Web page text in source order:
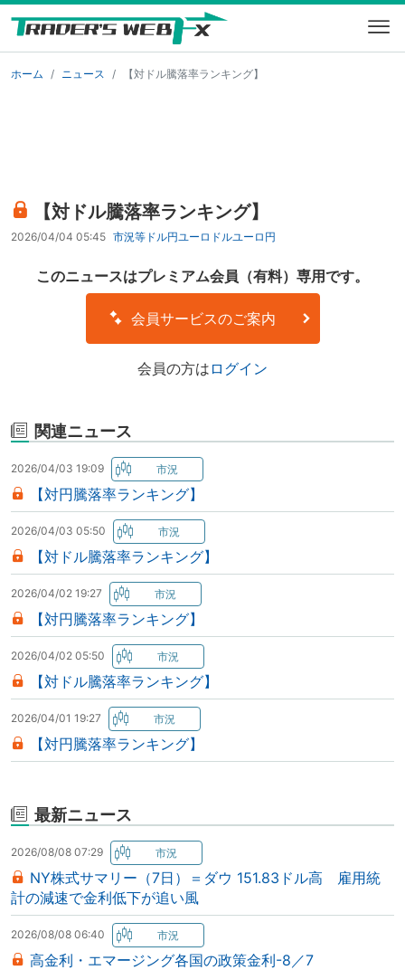
ホーム ニュース 【対ドル騰落率ランキング】
【対ドル騰落率ランキング】
2026/04/04 05:45 市況等 ドル円ユーロドルユーロ円
このニュースはプレミアム会員（有料）専用です。
会員サービスのご案内
会員の方は ログイン
関連ニュース
2026/04/03 19:09
【対円騰落率ランキング】
2026/04/03 05:50
【対ドル騰落率ランキング】
2026/04/02 19:27
【対円騰落率ランキング】
2026/04/02 05:50
【対ドル騰落率ランキング】
2026/04/01 19:27
【対円騰落率ランキング】
最新ニュース
2026/08/08 07:29
NY株式サマリー（7日）＝ダウ 151.83ドル高 雇用統
計の減速で金利低下が追い風
2026/08/08 06:40
高金利・エマージング各国の政策金利-8／7